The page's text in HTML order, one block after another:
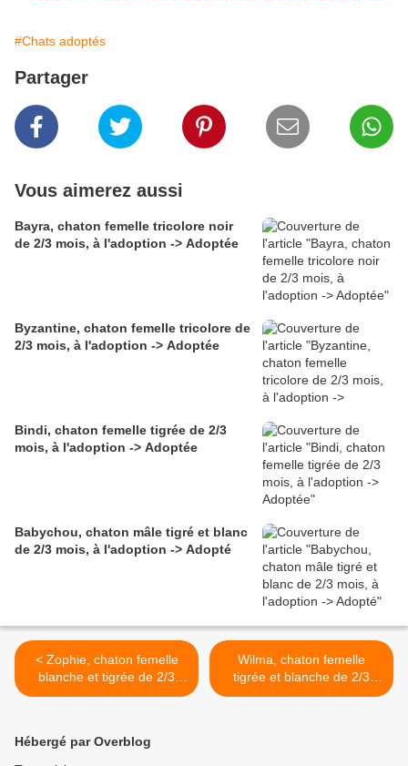
#Chats adoptés
Partager
Vous aimerez aussi
Bayra, chaton femelle tricolore noir
de 2/3 mois, à l'adoption -> Adoptée
Byzantine, chaton femelle tricolore de
2/3 mois, à l'adoption -> Adoptée
Bindi, chaton femelle tigrée de 2/3
mois, à l'adoption -> Adoptée
Babychou, chaton mâle tigré et blanc
de 2/3 mois, à l'adoption -> Adopté
< Zophie, chaton femelle
blanche et tigrée de 2/3
mois, à l'adoption ->
Wilma, chaton femelle
tigrée et blanche de 2/3
mois, à l'adoption ->
Hébergé par Overblog